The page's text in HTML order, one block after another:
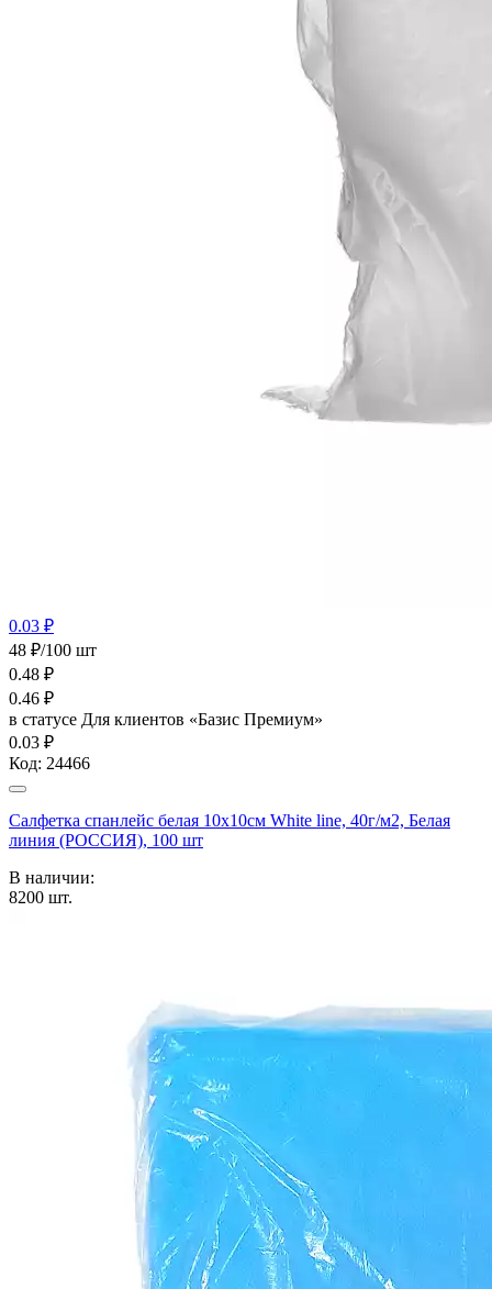
0.03 ₽
48 ₽/100 шт
0.48 ₽
0.46 ₽
в статусе Для клиентов «Базис Премиум»
0.03 ₽
Код: 24466
Салфетка спанлейс белая 10х10см White line, 40г/м2, Белая
линия (РОССИЯ), 100 шт
В наличии:
8200 шт.